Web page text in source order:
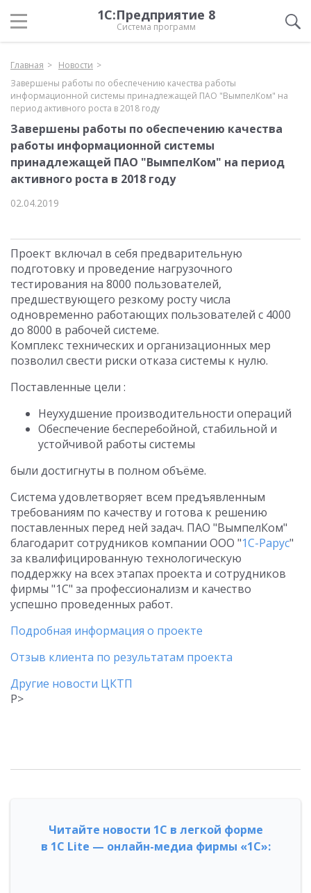
1С:Предприятие 8
Система программ
Главная
Новости
Завершены работы по обеспечению качества работы
информационной системы принадлежащей ПАО "ВымпелКом" на
период активного роста в 2018 году
Завершены работы по обеспечению качества
работы информационной системы
принадлежащей ПАО "ВымпелКом" на период
активного роста в 2018 году
02.04.2019
Проект включал в себя предварительную
подготовку и проведение нагрузочного
тестирования на 8000 пользователей,
предшествующего резкому росту числа
одновременно работающих пользователей с 4000
до 8000 в рабочей системе.
Комплекс технических и организационных мер
позволил свести риски отказа системы к нулю.
Поставленные цели :
Неухудшение производительности операций
Обеспечение бесперебойной, стабильной и
устойчивой работы системы
были достигнуты в полном объёме.
Система удовлетворяет всем предъявленным
требованиям по качеству и готова к решению
поставленных перед ней задач. ПАО "ВымпелКом"
благодарит сотрудников компании ООО "1С-Рарус"
за квалифицированную технологическую
поддержку на всех этапах проекта и сотрудников
фирмы "1С" за профессионализм и качество
успешно проведенных работ.
Подробная информация о проекте
Отзыв клиента по результатам проекта
Другие новости ЦКТП
P>
Читайте новости 1С в легкой форме
в 1С Lite — онлайн-медиа фирмы «1С»: